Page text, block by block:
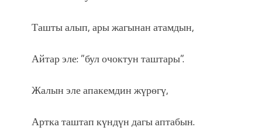
Ташты алып, ары жагынан атамдын,
Айтар эле: ”бул очоктун таштары”.
Жалын эле апакемдин жүрөгү,
Артка таштап күндүн дагы аптабын.